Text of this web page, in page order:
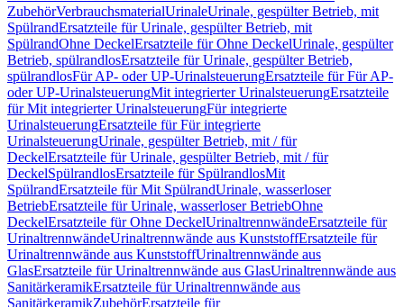
ZubehörVerbrauchsmaterialUrinaleUrinale, gespülter Betrieb, mit
SpülrandErsatzteile für Urinale, gespülter Betrieb, mit
SpülrandOhne DeckelErsatzteile für Ohne DeckelUrinale, gespülter
Betrieb, spülrandlosErsatzteile für Urinale, gespülter Betrieb,
spülrandlosFür AP- oder UP-UrinalsteuerungErsatzteile für Für AP-
oder UP-UrinalsteuerungMit integrierter UrinalsteuerungErsatzteile
für Mit integrierter UrinalsteuerungFür integrierte
UrinalsteuerungErsatzteile für Für integrierte
UrinalsteuerungUrinale, gespülter Betrieb, mit / für
DeckelErsatzteile für Urinale, gespülter Betrieb, mit / für
DeckelSpülrandlosErsatzteile für SpülrandlosMit
SpülrandErsatzteile für Mit SpülrandUrinale, wasserloser
BetriebErsatzteile für Urinale, wasserloser BetriebOhne
DeckelErsatzteile für Ohne DeckelUrinaltrennwändeErsatzteile für
UrinaltrennwändeUrinaltrennwände aus KunststoffErsatzteile für
Urinaltrennwände aus KunststoffUrinaltrennwände aus
GlasErsatzteile für Urinaltrennwände aus GlasUrinaltrennwände aus
SanitärkeramikErsatzteile für Urinaltrennwände aus
SanitärkeramikZubehörErsatzteile für